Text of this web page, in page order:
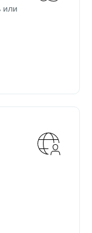
или